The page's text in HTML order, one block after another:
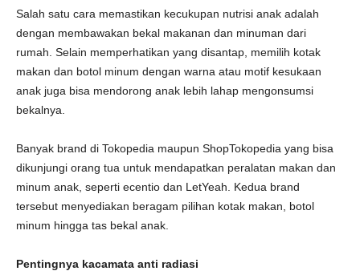
Salah satu cara memastikan kecukupan nutrisi anak adalah
dengan membawakan bekal makanan dan minuman dari
rumah. Selain memperhatikan yang disantap, memilih kotak
makan dan botol minum dengan warna atau motif kesukaan
anak juga bisa mendorong anak lebih lahap mengonsumsi
bekalnya.
Banyak brand di Tokopedia maupun ShopTokopedia yang bisa
dikunjungi orang tua untuk mendapatkan peralatan makan dan
minum anak, seperti ecentio dan LetYeah. Kedua brand
tersebut menyediakan beragam pilihan kotak makan, botol
minum hingga tas bekal anak.
Pentingnya kacamata anti radiasi